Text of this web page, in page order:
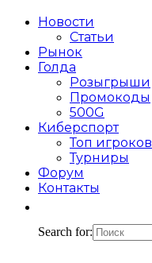
Новости
Статьи
Рынок
Голда
Розыгрыши
Промокоды
500G
Киберспорт
Топ игроков
Турниры
Форум
Контакты
Search for: